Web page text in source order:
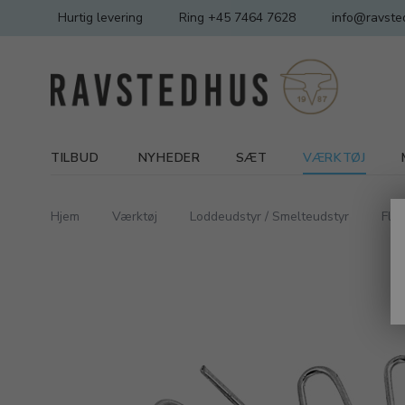
Hurtig levering Ring +45 7464 7628
TILBUD NYHEDER SÆT VÆRKTØJ
Hjem Værktøj Loddeudstyr / Smelteudstyr